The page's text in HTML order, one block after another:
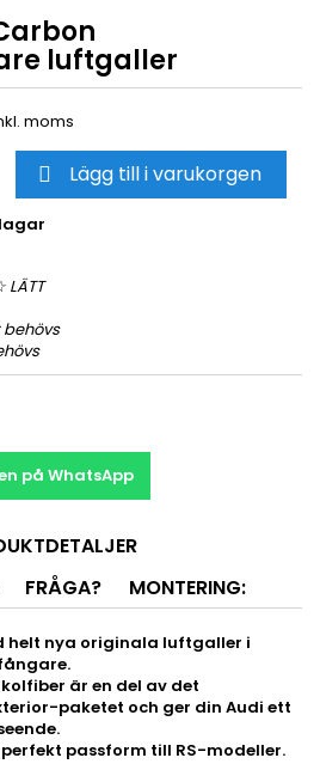
luftgaller
moms
 Lägg till i varukorgen
behövs
på WhatsApp
FRÅGA? MONTERING:
helt nya originala luftgaller i
är en del av det
paketet och ger din Audi ett
passform till RS-modeller.